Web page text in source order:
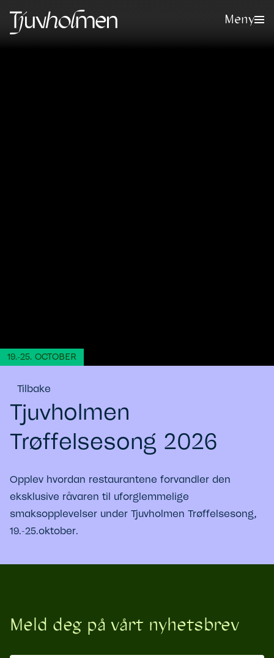
Meny
19.-25. OCTOBER
Tilbake
Tjuvholmen
Trøffelsesong 2026
Opplev hvordan restaurantene forvandler den
eksklusive råvaren til uforglemmelige
smaksopplevelser under Tjuvholmen Trøffelsesong,
19.-25.oktober.
Meld deg på vårt nyhetsbrev